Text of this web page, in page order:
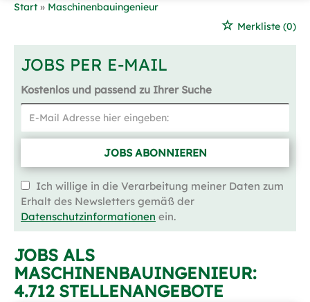
Start
Maschinenbauingenieur
Merkliste (0)
JOBS PER E-MAIL
Kostenlos und passend zu Ihrer Suche
JOBS ABONNIEREN
Ich willige in die Verarbeitung meiner Daten zum
Erhalt des Newsletters gemäß der
Datenschutzinformationen ein.
JOBS ALS
MASCHINENBAUINGENIEUR:
4.712 STELLENANGEBOTE